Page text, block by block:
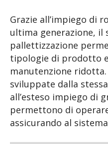
Grazie all’impiego di
ultima generazione, il
pallettizzazione
tipologie di prodotto
manutenzione
sviluppate dalla
all’esteso impiego di
permettono di
assicurando al